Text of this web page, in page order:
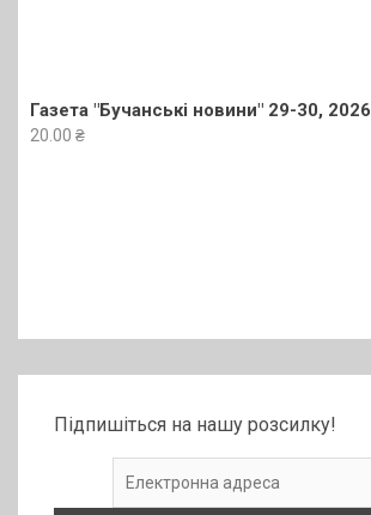
Газета "Бучанські новини" 29-30, 2026
20.00 ₴
Підпишіться на нашу розсилку!